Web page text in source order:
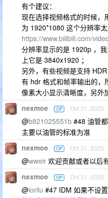
有个建议：
现在选择视频格式的时候，
为 1920*1080 这个分辨率
https://www.bilibili.com/
分辨率显示的是 1920p ，
上它是 3840x1920 ；
另外，有些视频是支持
有 hdr 格式和帧率输出的，
像素大小显示清晰度，另外
nexmoe OP Oct 31, 2025
@b821025551b #48 油管
主要以油管的标准为准
nexmoe OP Oct 31, 2025
@wweir 欢迎贡献或者以后
nexmoe OP Oct 31, 2025
@iorilu #47 IDM 如果不设